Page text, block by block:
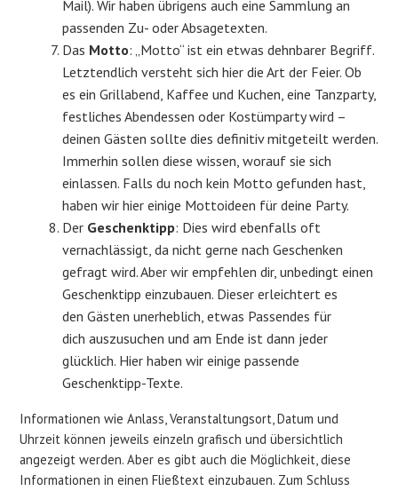
Mail). Wir haben übrigens auch eine Sammlung an
passenden Zu- oder Absagetexten.
Das Motto: „Motto“ ist ein etwas dehnbarer Begriff.
Letztendlich versteht sich hier die Art der Feier. Ob
es ein Grillabend, Kaffee und Kuchen, eine Tanzparty,
festliches Abendessen oder Kostümparty wird –
deinen Gästen sollte dies definitiv mitgeteilt werden.
Immerhin sollen diese wissen, worauf sie sich
einlassen. Falls du noch kein Motto gefunden hast,
haben wir hier einige Mottoideen für deine Party.
Der Geschenktipp: Dies wird ebenfalls oft
vernachlässigt, da nicht gerne nach Geschenken
gefragt wird. Aber wir empfehlen dir, unbedingt einen
Geschenktipp einzubauen. Dieser erleichtert es
den Gästen unerheblich, etwas Passendes für
dich auszusuchen und am Ende ist dann jeder
glücklich. Hier haben wir einige passende
Geschenktipp-Texte.
Informationen wie Anlass, Veranstaltungsort, Datum und
Uhrzeit können jeweils einzeln grafisch und übersichtlich
angezeigt werden. Aber es gibt auch die Möglichkeit, diese
Informationen in einen Fließtext einzubauen. Zum Schluss